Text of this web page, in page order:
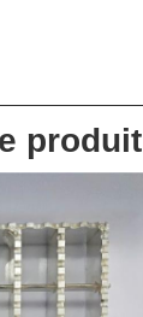
produit